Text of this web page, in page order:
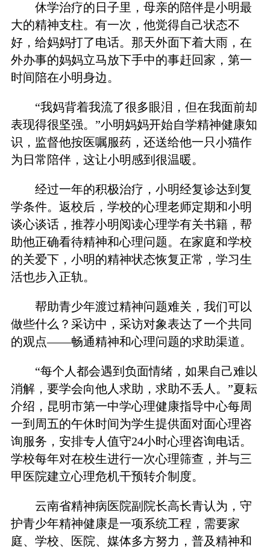
休学治疗的日子里，母亲的陪伴是小明最
大的精神支柱。有一次，他觉得自己状态不
好，给妈妈打了电话。那天外面下着大雨，在
外办事的妈妈立马放下手中的事赶回家，第一
时间陪在小明身边。
“我妈背着我流了很多眼泪，但在我面前却
表现得很坚强。”小明妈妈开始自学精神健康知
识，监督他按医嘱服药，还送给他一只小猫作
为日常陪伴，这让小明感到很温暖。
经过一年的积极治疗，小明经复诊达到复
学条件。返校后，学校的心理老师定期和小明
谈心谈话，推荐小明阅读心理学有关书籍，帮
助他正确看待精神和心理问题。在家庭和学校
的关爱下，小明的精神状态恢复正常，学习生
活也步入正轨。
帮助青少年渡过精神问题难关，我们可以
做些什么？采访中，采访对象表达了一个共同
的观点——畅通精神和心理问题的求助渠道。
“每个人都会遇到负面情绪，如果自己难以
消解，要学会向他人求助，求助不丢人。”夏耘
介绍，昆明市第一中学心理健康指导中心每周
一到周五的午休时间为学生提供面对面心理咨
询服务，安排专人值守24小时心理咨询电话。
学校每年对在校生进行一次心理筛查，并与三
甲医院建立心理危机干预转介制度。
云南省精神病医院副院长高长青认为，守
护青少年精神健康是一项系统工程，需要家
庭、学校、医院、媒体多方努力，普及精神和